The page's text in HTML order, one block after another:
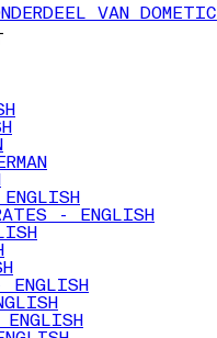
VAN DOMETIC
- ENGLISH
ENGLISH